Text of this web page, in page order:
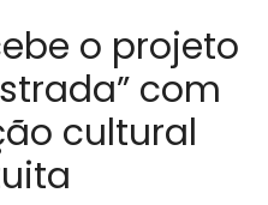
o projeto
com
cultural